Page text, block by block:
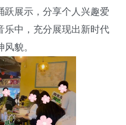
跃展示，分享个人兴趣爱
乐中，充分展现出新时代
貌。